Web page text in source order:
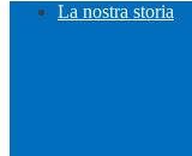
La nostra storia